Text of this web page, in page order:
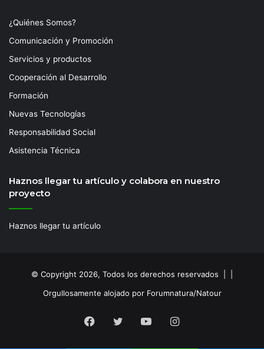
¿Quiénes Somos?
Comunicación y Promoción
Servicios y productos
Cooperación al Desarrollo
Formación
Nuevas Tecnologías
Responsabilidad Social
Asistencia Técnica
Haznos llegar tu artículo y colabora en nuestro
proyecto
Haznos llegar tu artículo
© Copyright 2026, Todos los derechos reservados | |
Orgullosamente alojado por Forumnatura/Natour
Facebook
TwitterYouTubeInstagram